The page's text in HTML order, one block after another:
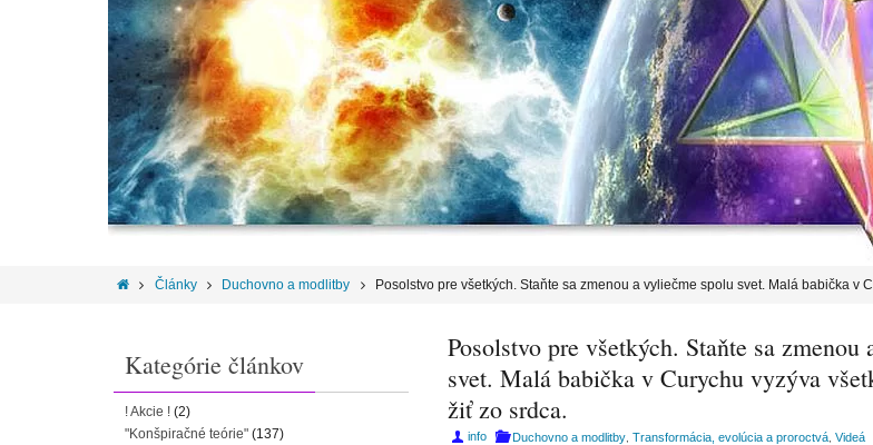
Články Duchovno a modlitby Posolstvo pre všetkých. Staňte sa zmenou a vyliečme spolu svet. Malá babička v
Posolstvo pre všetkých. Staňte sa
svet. Malá babička v Curychu vyzýva
žiť zo srdca.
info Duchovno a modlitby, Transformácia, evolúcia a proroctvá, Videá
Kategórie článkov
! Akcie ! (2)
"Konšpiračné teórie" (137)